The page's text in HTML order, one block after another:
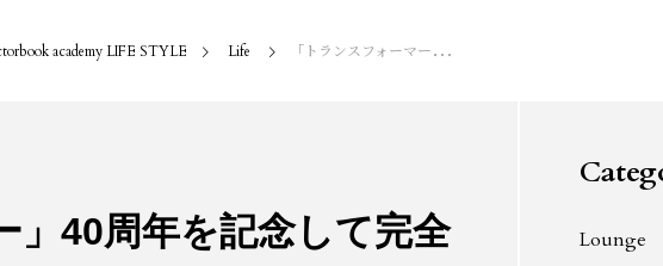
academy LIFE STYLE Life 「トランスフォーマー」40周年を記念して完全変形する400% BE@RBRICKが登場 | MEDICOM TOY
」40周年を記念して完全
Lounge